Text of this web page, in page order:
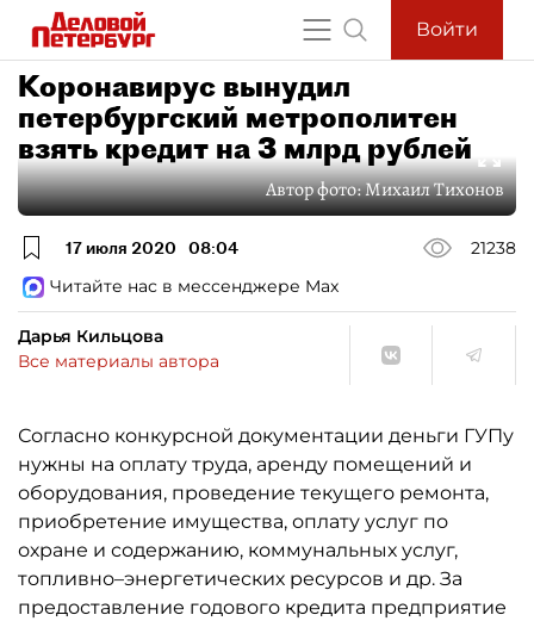
Войти
Коронавирус вынудил
петербургский метрополитен
взять кредит на 3 млрд рублей
Автор фото:Михаил Тихонов
17 июля 2020 08:04
21238
Читайте нас в мессенджере Max
Дарья Кильцова
Все материалы автора
Согласно конкурсной документации деньги ГУПу
нужны на оплату труда, аренду помещений и
оборудования, проведение текущего ремонта,
приобретение имущества, оплату услуг по
охране и содержанию, коммунальных услуг,
топливно–энергетических ресурсов и др. За
предоставление годового кредита предприятие